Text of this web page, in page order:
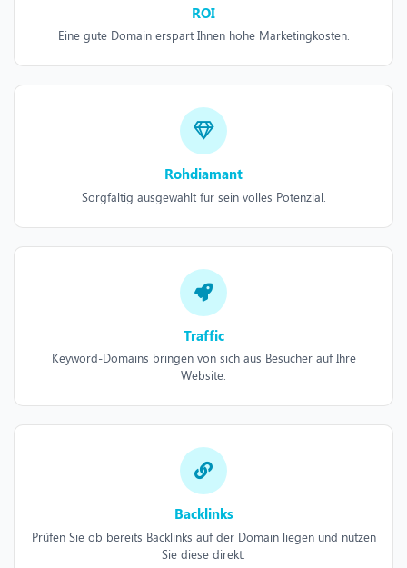
ROI
Eine gute Domain erspart Ihnen hohe Marketingkosten.
Rohdiamant
Sorgfältig ausgewählt für sein volles Potenzial.
Traffic
Keyword-Domains bringen von sich aus Besucher auf Ihre
Website.
Backlinks
Prüfen Sie ob bereits Backlinks auf der Domain liegen und nutzen
Sie diese direkt.